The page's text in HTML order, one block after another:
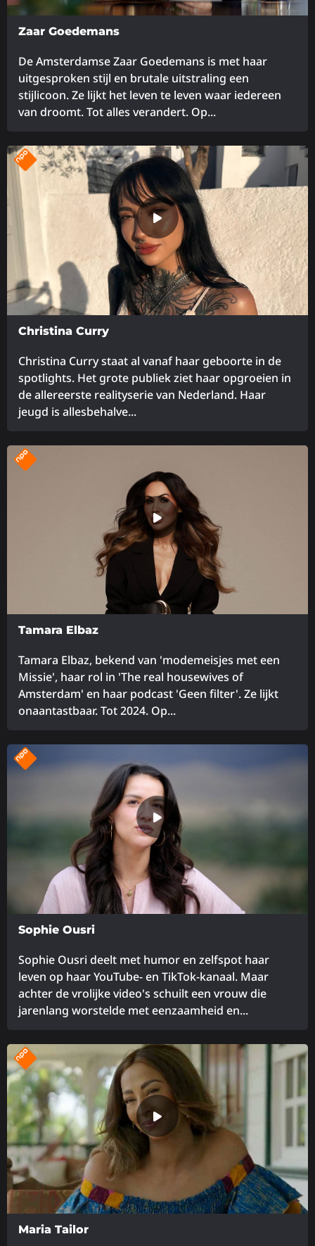
Zaar Goedemans
De Amsterdamse Zaar Goedemans is met haar
uitgesproken stijl en brutale uitstraling een
stijlicoon. Ze lijkt het leven te leven waar iedereen
van droomt. Tot alles verandert. Op...
meer
over
Christina Curry
Christina Curry staat al vanaf haar geboorte in de
spotlights. Het grote publiek ziet haar opgroeien in
de allereerste realityserie van Nederland. Haar
jeugd is allesbehalve...
meer
over
Tamara Elbaz
Tamara Elbaz, bekend van 'modemeisjes met een
Missie', haar rol in 'The real housewives of
Amsterdam' en haar podcast 'Geen filter'. Ze lijkt
onaantastbaar. Tot 2024. Op...
meer
over
Sophie Ousri
Sophie Ousri deelt met humor en zelfspot haar
leven op haar YouTube- en TikTok-kanaal. Maar
achter de vrolijke video's schuilt een vrouw die
jarenlang worstelde met eenzaamheid en...
meer
over
Maria Tailor